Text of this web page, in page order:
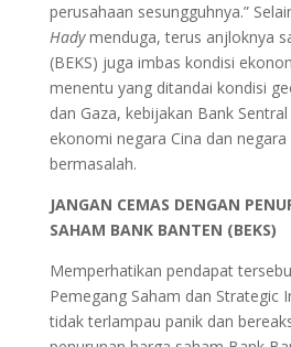
perusahaan sesungguhnya.”
Hadymenduga, terus anjloknya
(BEKS) juga imbas kondisi
menentu yang ditandai kondisi
dan Gaza, kebijakan Bank
ekonomi negara Cina dan
bermasalah.
JANGAN CEMAS DENGAN
SAHAM BANK BANTEN (BEKS)
Memperhatikan pendapat
Pemegang Saham dan Strategic
tidak terlampau panik dan